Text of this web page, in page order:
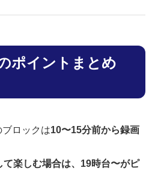
ポイントまとめ
ロックは10〜15分前から録画
楽しむ場合は、19時台〜がピ